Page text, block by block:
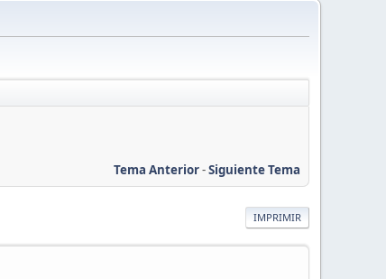
Tema Anterior-Siguiente Tema
IMPRIMIR